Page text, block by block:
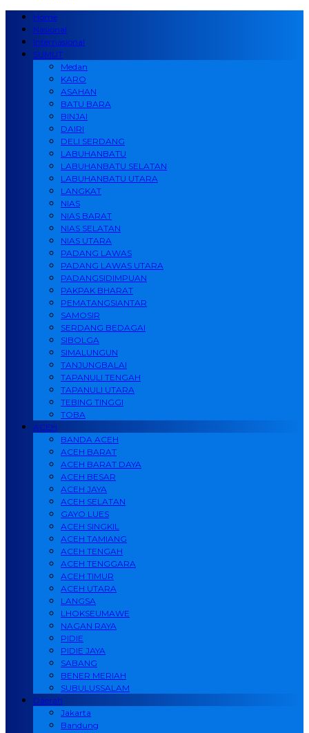
Home
Nasional
Internasional
SUMUT
Medan
KARO
ASAHAN
BATU BARA
BINJAI
DAIRI
DELI SERDANG
LABUHANBATU
LABUHANBATU SELATAN
LABUHANBATU UTARA
LANGKAT
NIAS
NIAS BARAT
NIAS SELATAN
NIAS UTARA
PADANG LAWAS
PADANG LAWAS UTARA
PADANGSIDIMPUAN
PAKPAK BHARAT
PEMATANGSIANTAR
SAMOSIR
SERDANG BEDAGAI
SIBOLGA
SIMALUNGUN
TANJUNGBALAI
TAPANULI TENGAH
TAPANULI UTARA
TEBING TINGGI
TOBA
ACEH
BANDA ACEH
ACEH BARAT
ACEH BARAT DAYA
ACEH BESAR
ACEH JAYA
ACEH SELATAN
GAYO LUES
ACEH SINGKIL
ACEH TAMIANG
ACEH TENGAH
ACEH TENGGARA
ACEH TIMUR
ACEH UTARA
LANGSA
LHOKSEUMAWE
NAGAN RAYA
PIDIE
PIDIE JAYA
SABANG
BENER MERIAH
SUBULUSSALAM
Daerah
Jakarta
Bandung